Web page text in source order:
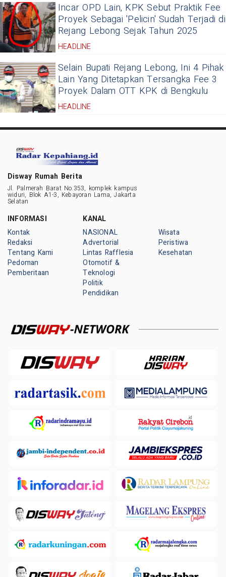
Incar OPD Lain, KPK Sebut Praktik Fee
Proyek Sebagai 'Pelicin' Sudah Terjadi di
Rejang Lebong Sejak Tahun 2025
HEADLINE
Selain Bupati Rejang Lebong, Ini 4 Pihak
Lain Yang Ditetapkan Tersangka Fee 3
Proyek Dalam OTT KPK di Bengkulu
HEADLINE
Disway Rumah Berita
Jl. Palmerah Barat No.353, komplek kampus
widuri, Blok A1-3, Kebayoran Lama, Jakarta
Selatan
INFORMASI
Kontak
Redaksi
Tentang Kami
Pedoman
Pemberitaan
KANAL
NASIONAL
Advertorial
Lintas Rafflesia
Otomotif &
Teknologi
Politik
Pendidikan
Wisata
Peristiwa
Kesehatan